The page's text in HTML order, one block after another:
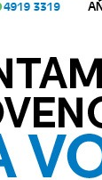
EDICIÓN DIARIA
WWW.LAVOZDEXELA.COM ·     4919